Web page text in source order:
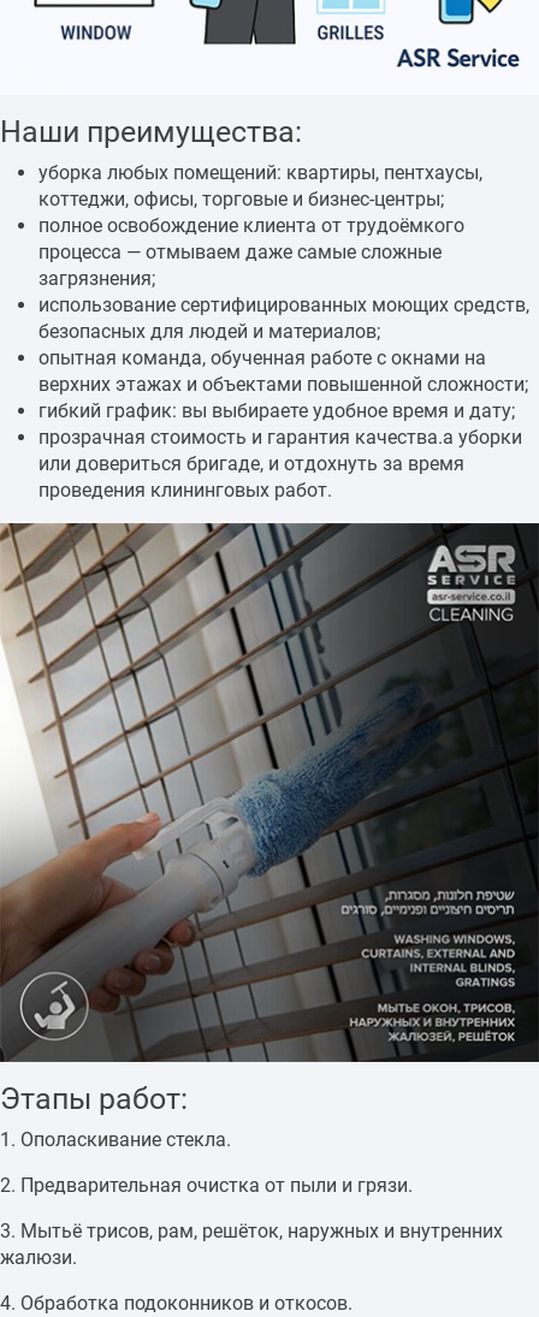
Наши преимущества:
уборка любых помещений: квартиры, пентхаусы,
коттеджи, офисы, торговые и бизнес-центры;
полное освобождение клиента от трудоёмкого
процесса — отмываем даже самые сложные
загрязнения;
использование сертифицированных моющих средств,
безопасных для людей и материалов;
опытная команда, обученная работе с окнами на
верхних этажах и объектами повышенной сложности;
гибкий график: вы выбираете удобное время и дату;
прозрачная стоимость и гарантия качества.а уборки
или довериться бригаде, и отдохнуть за время
проведения клининговых работ.
Этапы работ:
1. Ополаскивание стекла.
2. Предварительная очистка от пыли и грязи.
3. Мытьё трисов, рам, решёток, наружных и внутренних
жалюзи.
4. Обработка подоконников и откосов.